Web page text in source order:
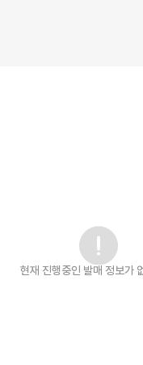
현재 진행중인 발매 정보가